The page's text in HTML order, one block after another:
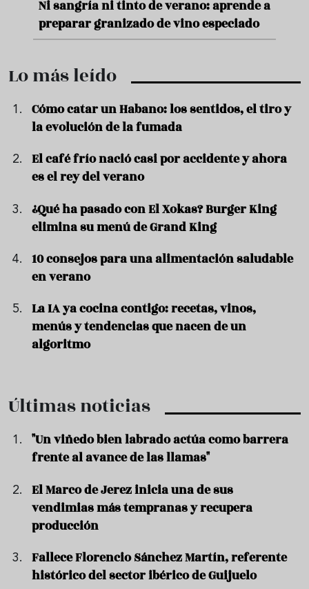
Aceitunas: el aperitivo estrella del
verano
Lo más leído
Cómo catar un Habano: los sentidos, el tiro y
la evolución de la fumada
El café frío nació casi por accidente y ahora
es el rey del verano
¿Qué ha pasado con El Xokas? Burger King
elimina su menú de Grand King
10 consejos para una alimentación saludable
en verano
La IA ya cocina contigo: recetas, vinos,
menús y tendencias que nacen de un
algoritmo
Últimas noticias
"Un viñedo bien labrado actúa como barrera
frente al avance de las llamas"
El Marco de Jerez inicia una de sus
vendimias más tempranas y recupera
producción
Fallece Florencio Sánchez Martín, referente
histórico del sector ibérico de Guijuelo